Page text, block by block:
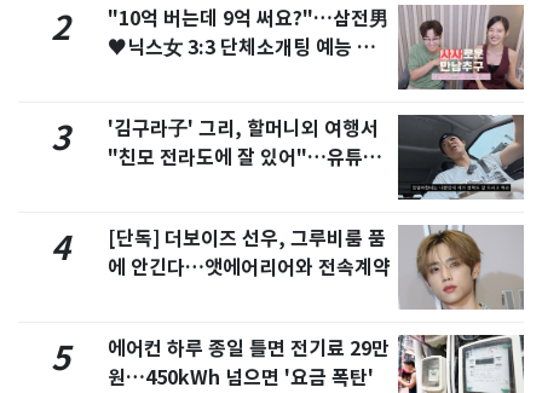
2
"10억 버는데 9억 써요?"…삼전男
♥닉스女 3:3 단체소개팅 예능 화
3
'김구라子' 그리, 할머니외 여행서
"친모 전라도에 잘 있어"…유튜브
4
[단독] 더보이즈 선우, 그루비룸 품
에 안긴다…앳에어리어와 전속계약
5
에어컨 하루 종일 틀면 전기료 29만
원…450kWh 넘으면 '요금 폭탄'